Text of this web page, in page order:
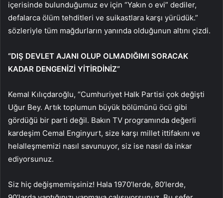
içerisinde bulunduğumuz ev için “Yakın o evi” dediler,
defalarca ölüm tehditleri ve suikastlara karşı yürüdük.”
sözleriyle tüm mağdurların yanında olduğunun altını çizdi.
“DIŞ DEVLET AJANI OLUP OLMADIĞIMI SORACAK
KADAR DENGENİZİ YİTİRDİNİZ”
Kemal Kılıçdaroğlu, “Cumhuriyet Halk Partisi çok değişti
Uğur Bey. Artık toplumun büyük bölümünü öcü gibi
gördüğü bir parti değil. Bakın TV programında değerli
kardeşim Cemal Enginyurt, size karşı millet ittifakını ve
helalleşmemizi nasıl savunuyor, siz ise nasıl da inkar
ediyorsunuz.
Siz hiç değişmemişsiniz! Hala 1970’lerde, 80’lerde,